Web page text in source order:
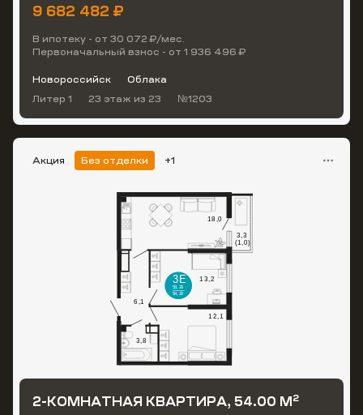
9 682 482 ₽
В ипотеку - от 30 072 ₽/мес.
Первоначальный взнос - от 1 936 496 ₽
Новороссийск
Облака
Литер 1
23 этаж из 23 №1203
Акция Без отделки +1
2-КОМНАТНАЯ КВАРТИРА, 54.00 М2